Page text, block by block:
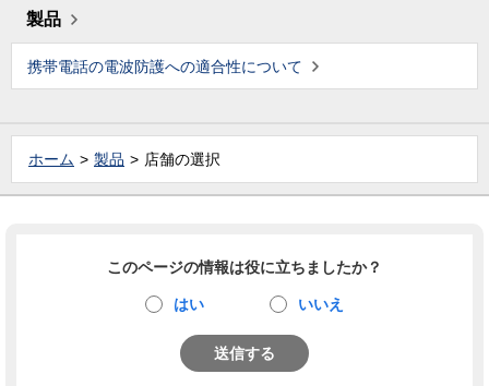
製品
携帯電話の電波防護への適合性について
ホーム 製品 店舗の選択
このページの情報は役に立ちましたか？
はい いいえ
送信する